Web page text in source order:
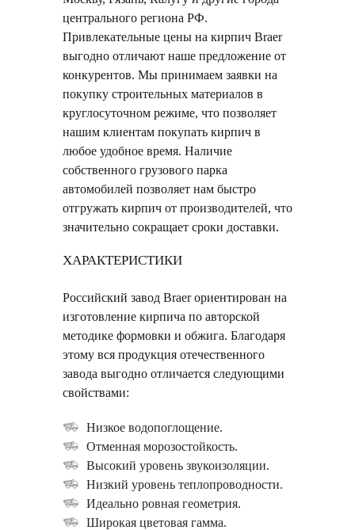
центрального региона РФ.
Привлекательные цены на кирпич Braer
выгодно отличают наше предложение от
конкурентов. Мы принимаем заявки на
покупку строительных материалов в
круглосуточном режиме, что позволяет
нашим клиентам покупать кирпич в
любое удобное время. Наличие
собственного грузового парка
автомобилей позволяет нам быстро
отгружать кирпич от производителей, что
значительно сокращает сроки доставки.
ХАРАКТЕРИСТИКИ
Российский завод Braer ориентирован на
изготовление кирпича по авторской
методике формовки и обжига. Благодаря
этому вся продукция отечественного
завода выгодно отличается следующими
свойствами:
Низкое водопоглощение.
Отменная морозостойкость.
Высокий уровень звукоизоляции.
Низкий уровень теплопроводности.
Идеально ровная геометрия.
Широкая цветовая гамма.